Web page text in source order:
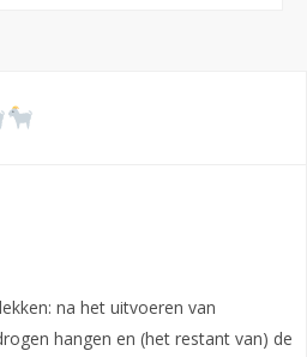
na het uitvoeren van
hangen en (het restant van) de